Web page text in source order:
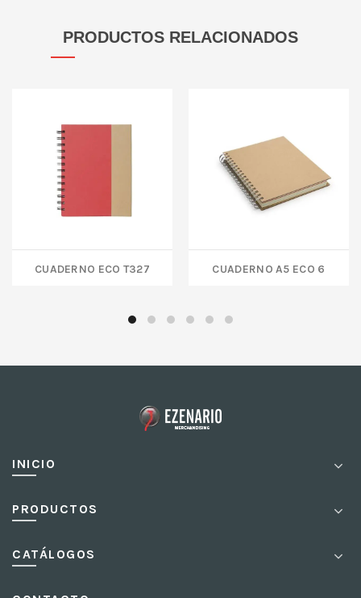
PRODUCTOS RELACIONADOS
CUADERNO ECO T327 CUADERNO A5 ECO 6
INICIO
PRODUCTOS
CATÁLOGOS